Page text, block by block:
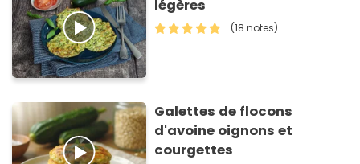
légères
(18 notes)
Galettes de flocons
d'avoine oignons et
courgettes